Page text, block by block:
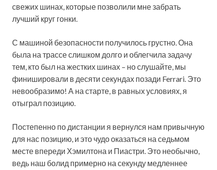
свежих шинах, которые позволили мне забрать
лучший круг гонки.
С машиной безопасности получилось грустно. Она
была на трассе слишком долго и облегчила задачу
тем, кто был на жестких шинах – но слушайте, мы
финишировали в десяти секундах позади Ferrari. Это
невообразимо! А на старте, в равных условиях, я
отыграл позицию.
Постепенно по дистанции я вернулся нам привычную
для нас позицию, и это чудо оказаться на седьмом
месте впереди Хэмилтона и Пиастри. Это необычно,
ведь наш болид примерно на секунду медленнее